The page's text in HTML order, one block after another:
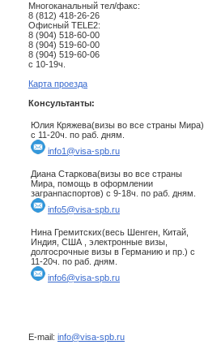
Многоканальный тел/факс:
8 (812) 418-26-26
Офисный TELE2:
8 (904) 518-60-00
8 (904) 519-60-00
8 (904) 519-60-06
с 10-19ч.
Карта проезда
Консультанты:
Юлия Кряжева(визы во все страны Мира)
с 11-20ч. по раб. дням.
info1@visa-spb.ru
Диана Старкова(визы во все страны
Мира, помощь в оформлении
загранпаспортов) с 9-18ч. по раб. дням.
info5@visa-spb.ru
Нина Гремитских(весь Шенген, Китай,
Индия, США , электронные визы,
долгосрочные визы в Германию и пр.) с
11-20ч. по раб. дням.
info6@visa-spb.ru
E-mail: info@visa-spb.ru